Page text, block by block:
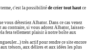
c'est la possibilité de crier tout haut ce
vous détestiez Albator. Dans ce cas venez
contraire, si vous adorez Albator, laissez-
fera tellement plaisir à notre boîte aux
très actif pour rendre ce site encore
trésors, aux délires et aux idées les plus